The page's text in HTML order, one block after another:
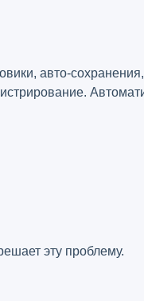
авто-
эту проблему.